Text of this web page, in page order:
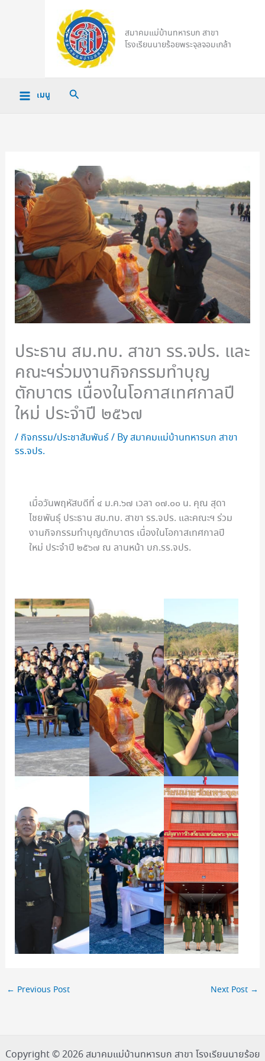
สมาคมแม่บ้านทหารบก สาขา
โรงเรียนนายร้อยพระจุลจอมเกล้า
เมนู Search
ประธาน สม.ทบ. สาขา รร.จปร. และ
คณะฯร่วมงานกิจกรรมทำบุญ
ตักบาตร เนื่องในโอกาสเทศกาลปี
ใหม่ ประจำปี ๒๕๖๗
/ กิจกรรม/ประชาสัมพันธ์/ Byสมาคมแม่บ้านทหารบก สาขา
รร.จปร.
เมื่อวันพฤหัสบดีที่ ๔ ม.ค.๖๗ เวลา ๐๗.๐๐ น. คุณ สุดา
ไชยพันธุ์ ประธาน สม.ทบ. สาขา รร.จปร. และคณะฯ ร่วม
งานกิจกรรมทำบุญตักบาตร เนื่องในโอกาสเทศกาลปี
ใหม่ ประจำปี ๒๕๖๗ ณ ลานหน้า บก.รร.จปร.
← Previous Post Next Post →
Copyright © 2026 สมาคมแม่บ้านทหารบก สาขา โรงเรียนนายร้อย